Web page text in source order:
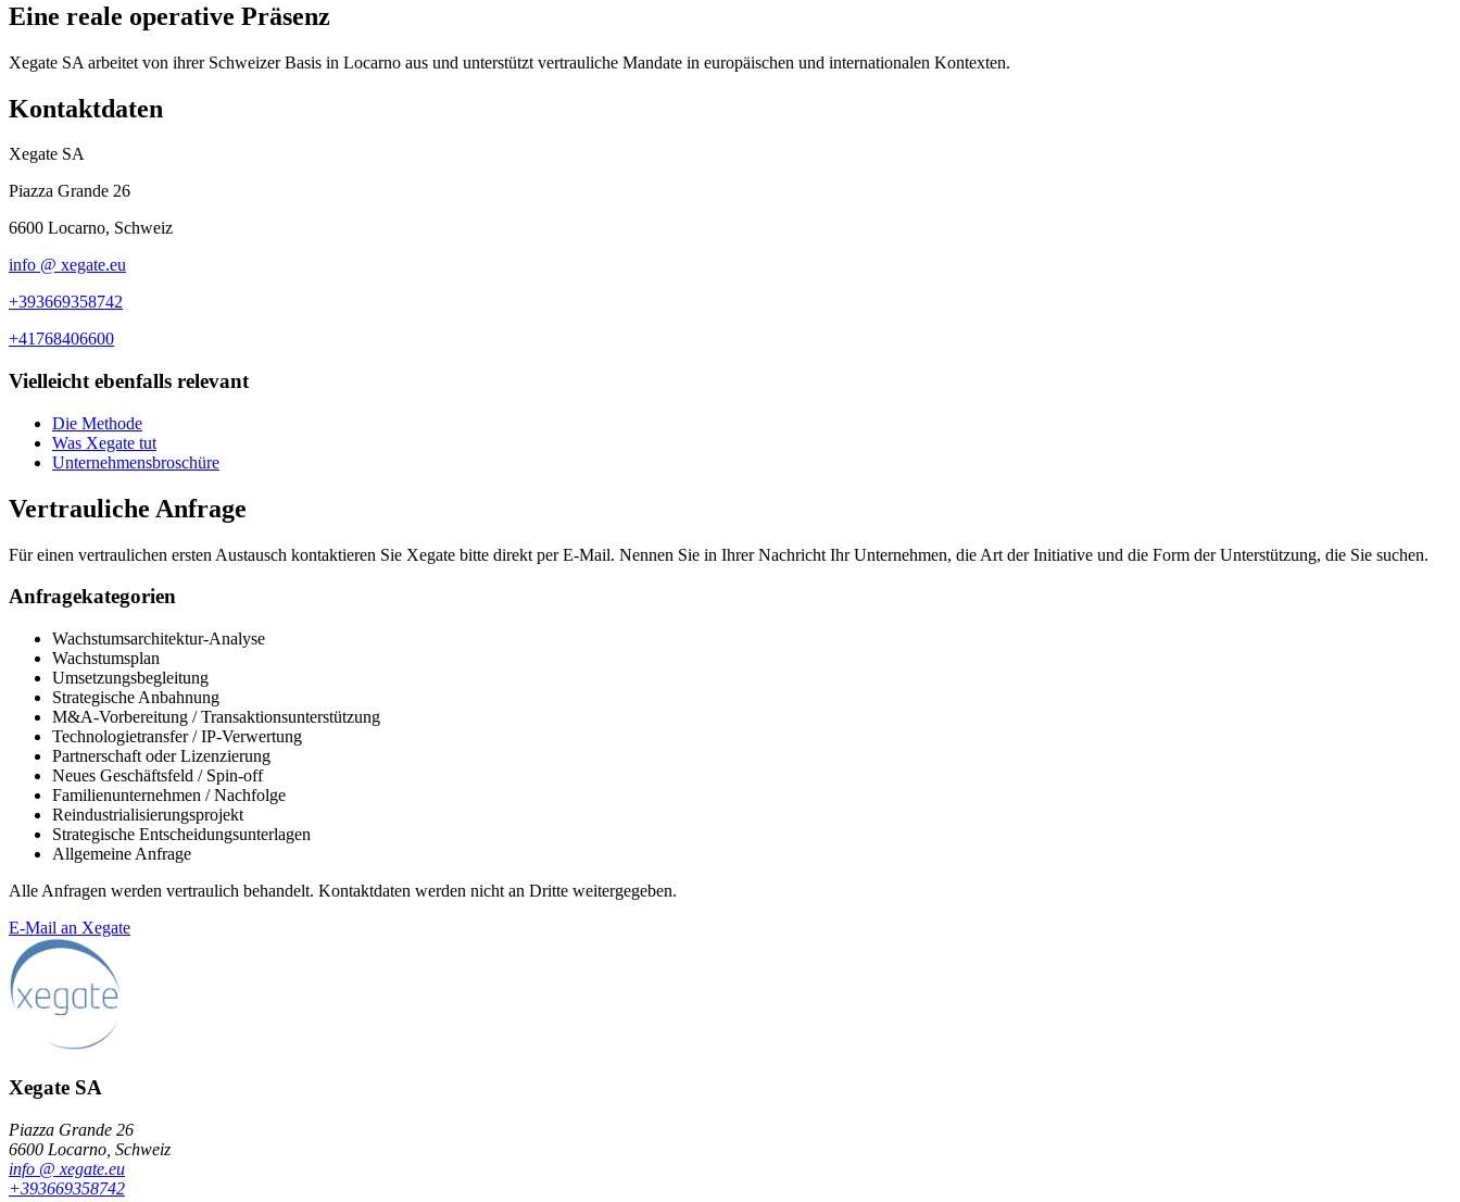
Eine reale operative Präsenz
Xegate SA arbeitet von ihrer Schweizer Basis in Locarno aus und unterstützt vertrauliche Mandate in europäischen und internationalen Kontexten.
Kontaktdaten
Xegate SA
Piazza Grande 26
6600 Locarno, Schweiz
info @ xegate.eu
+393669358742
+41768406600
Vielleicht ebenfalls relevant
Die Methode
Was Xegate tut
Unternehmensbroschüre
Vertrauliche Anfrage
Für einen vertraulichen ersten Austausch kontaktieren Sie Xegate bitte direkt per E-Mail. Nennen Sie in Ihrer Nachricht Ihr Unternehmen, die Art der Initiative und die Form der Unterstützung, die Sie suchen.
Anfragekategorien
Wachstumsarchitektur-Analyse
Wachstumsplan
Umsetzungsbegleitung
Strategische Anbahnung
M&A-Vorbereitung / Transaktionsunterstützung
Technologietransfer / IP-Verwertung
Partnerschaft oder Lizenzierung
Neues Geschäftsfeld / Spin-off
Familienunternehmen / Nachfolge
Reindustrialisierungsprojekt
Strategische Entscheidungsunterlagen
Allgemeine Anfrage
Alle Anfragen werden vertraulich behandelt. Kontaktdaten werden nicht an Dritte weitergegeben.
E-Mail an Xegate
Xegate SA
Piazza Grande 26
6600 Locarno, Schweiz
info @ xegate.eu
+393669358742